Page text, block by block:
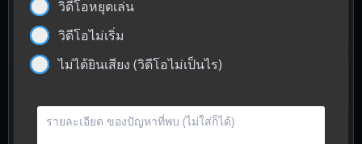
วิดีโอหยุดเล่น
วิดีโอไม่เริ่ม
ไม่ได้ยินเสียง (วิดีโอไม่เป็นไร)